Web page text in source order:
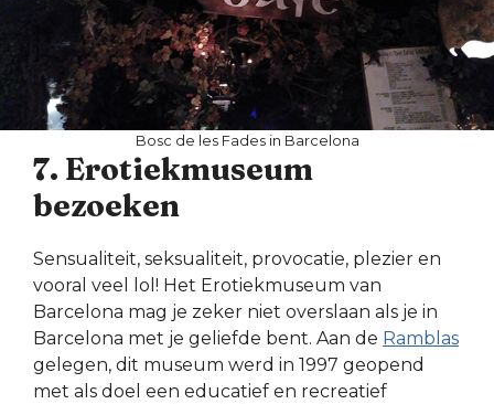
Bosc de les Fades in Barcelona
7. Erotiekmuseum
bezoeken
Sensualiteit, seksualiteit, provocatie, plezier en
vooral veel lol! Het Erotiekmuseum van
Barcelona mag je zeker niet overslaan als je in
Barcelona met je geliefde bent. Aan de Ramblas
gelegen, dit museum werd in 1997 geopend
met als doel een educatief en recreatief